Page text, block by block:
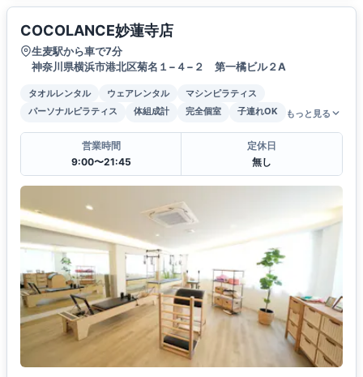
COCOLANCE妙蓮寺店
生麦駅から車で7分
神奈川県横浜市港北区菊名１−４−２ 第一橘ビル２A
タオルレンタル ウェアレンタル
マシンピラティス
パーソナルピラティス
体組成計 完全個室 子連れOK もっと見る
営業時間
9:00〜21:45
定休日
無し